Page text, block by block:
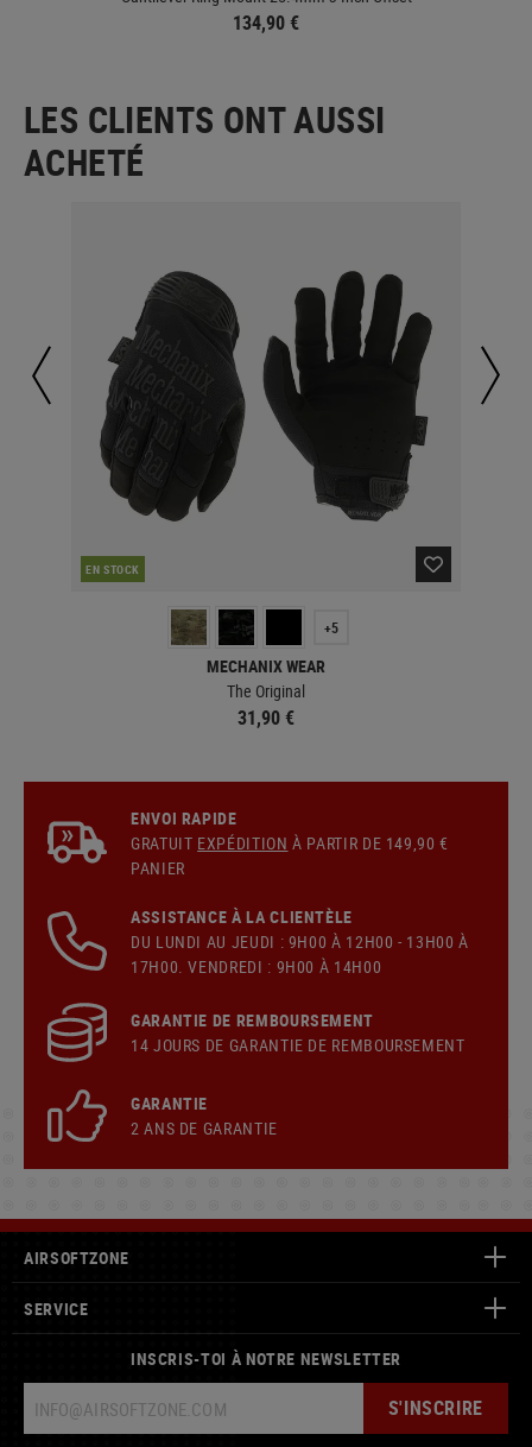
134,90 €
LES CLIENTS ONT AUSSI
ACHETÉ
EN STOCK
+5
MECHANIX WEAR
The Original
31,90 €
ENVOI RAPIDE
GRATUIT EXPÉDITION À PARTIR DE 149,90 €
PANIER
ASSISTANCE À LA CLIENTÈLE
DU LUNDI AU JEUDI : 9H00 À 12H00 - 13H00 À
17H00. VENDREDI : 9H00 À 14H00
GARANTIE DE REMBOURSEMENT
14 JOURS DE GARANTIE DE REMBOURSEMENT
GARANTIE
2 ANS DE GARANTIE
AIRSOFTZONE
SERVICE
INSCRIS-TOI À NOTRE NEWSLETTER
S'INSCRIRE